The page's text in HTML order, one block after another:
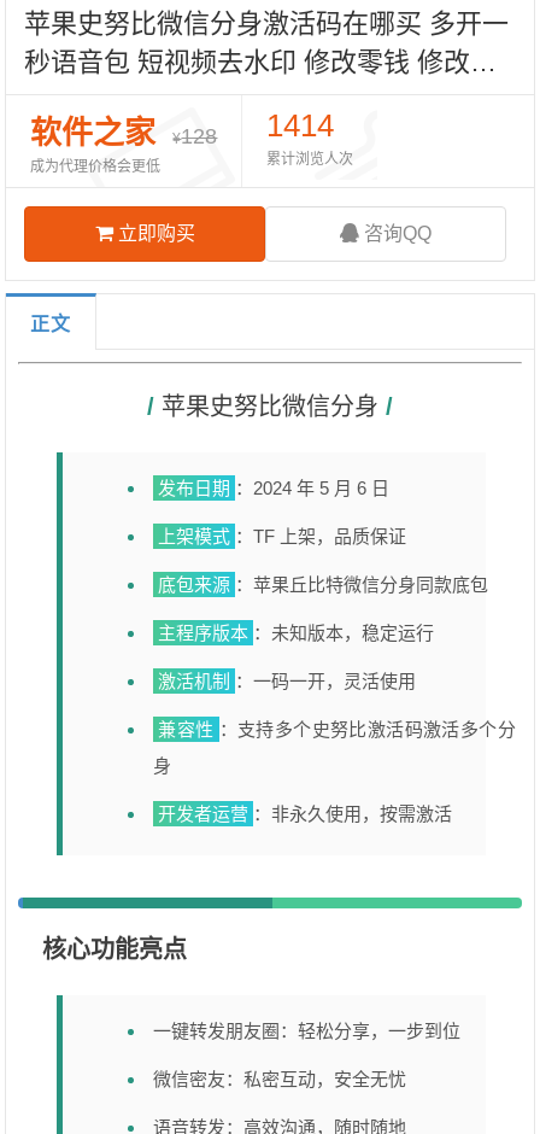
苹果史努比微信分身激活码在哪买 多开一
秒语音包 短视频去水印 修改零钱 修改转
账金额 虚拟定位 语音转发 自动抢红包
软件之家 ¥128
成为代理价格会更低
1414
累计浏览人次
立即购买 咨询QQ
正文
/ 苹果史努比微信分身 /
发布日期 ：2024 年 5 月 6 日
上架模式 ：TF 上架，品质保证
底包来源 ：苹果丘比特微信分身同款底包
主程序版本 ：未知版本，稳定运行
激活机制 ：一码一开，灵活使用
兼容性 ：支持多个史努比激活码激活多个分
身
开发者运营 ：非永久使用，按需激活
核心功能亮点
一键转发朋友圈：轻松分享，一步到位
微信密友：私密互动，安全无忧
语音转发：高效沟通，随时随地